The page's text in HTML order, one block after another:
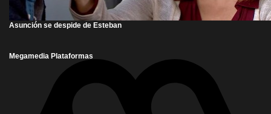
Asunción se despide de Esteban
Megamedia Plataformas